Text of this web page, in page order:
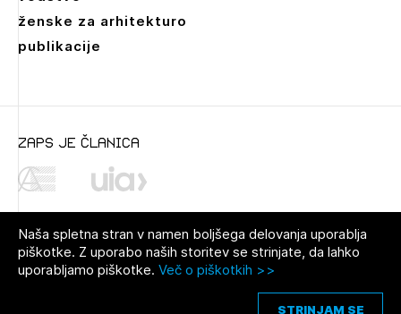
Natečajni pogoji
Vprašanja in odgovori
ženske za arhitekturo
publikacije
zaps je članica
© 2021 Zbornica za arhitekturo in
Pravno obvestilo
Piškotki
Naša spletna stran v namen boljšega delovanja uporablja
piškotke. Z uporabo naših storitev se strinjate, da lahko
uporabljamo piškotke. Več o piškotkih >>
STRINJAM SE